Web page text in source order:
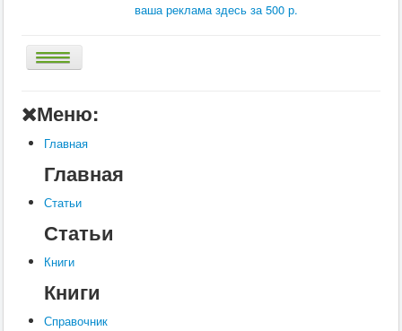
ваша реклама здесь за 500 р.
Книги
Услуги
Контакты
Шкатулки
Меню:
Главная
Главная
Статьи
Статьи
Книги
Книги
Справочник